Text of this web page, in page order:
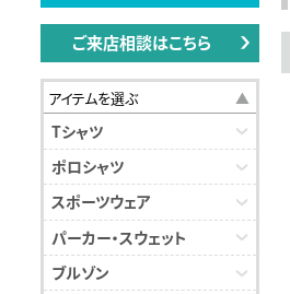
ご来店相談はこちら
アイテムを選ぶ
Tシャツ
ポロシャツ
スポーツウェア
パーカー・スウェット
ブルゾン